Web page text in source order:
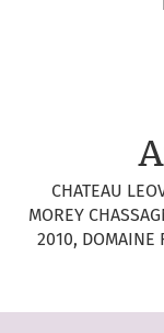
CHATEAU
MOREY
2010, DOMAINE